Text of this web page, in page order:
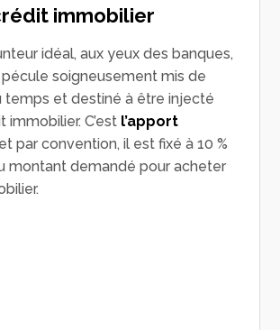
immobilier
idéal, aux yeux des banques,
pécule soigneusement mis de
temps et destiné à être injecté
immobilier. C’est l’apport
par convention, il est fixé à 10 %
montant demandé pour acheter